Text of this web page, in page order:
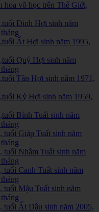
hoa võ học trên Thế Giới,
Đinh Hợi sinh năm
Ất Hợi sinh năm 1995,
Quý Hợi sinh năm
Tân Hợi sinh năm 1971,
Kỷ Hợi sinh năm 1959,
Bính Tuất sinh năm
Giáp Tuất sinh năm
Nhâm Tuất sinh năm
Canh Tuất sinh năm
Mậu Tuất sinh năm
Ất Dậu sinh năm 2005,